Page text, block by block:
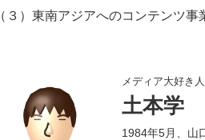
（３）東南アジアへのコンテンツ
メディア大好き
土本学
1984年5月、山